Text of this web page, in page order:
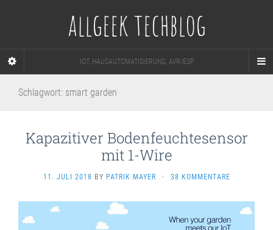
allgeek techblog
IOT, HAUSAUTOMATISIERUNG, AVR/ESP
Schlagwort: smart garden
Kapazitiver Bodenfeuchtesensor
mit 1-Wire
11. JULI 2018 BY PATRIK MAYER · 38 KOMMENTARE